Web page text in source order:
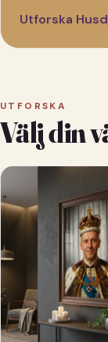
Utforska
UTFORSKA
Välj din